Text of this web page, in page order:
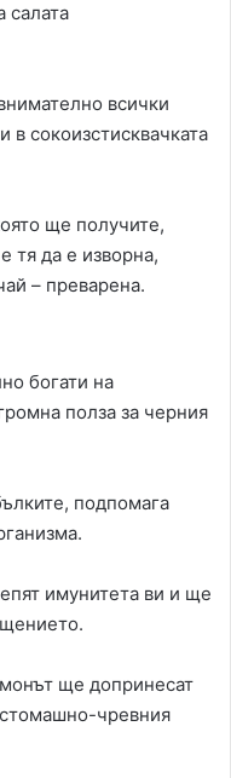
салата
всички
сокоизстисквачката
ще получите,
тя да е изворна,
– преварена.
богати на
полза за черния
подпомага
имунитета ви и ще
ще допринесат
чревния